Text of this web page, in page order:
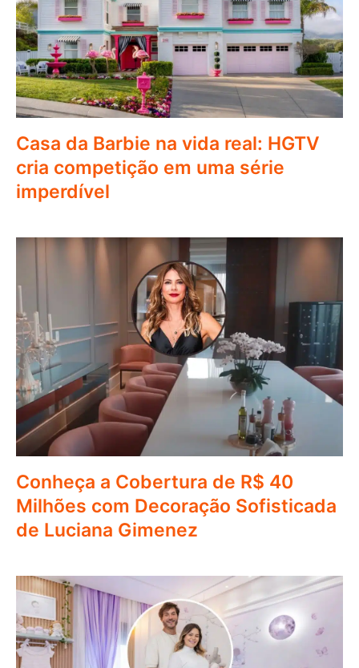
Casa da Barbie na vida real: HGTV
cria competição em uma série
imperdível
Conheça a Cobertura de R$ 40
Milhões com Decoração Sofisticada
de Luciana Gimenez